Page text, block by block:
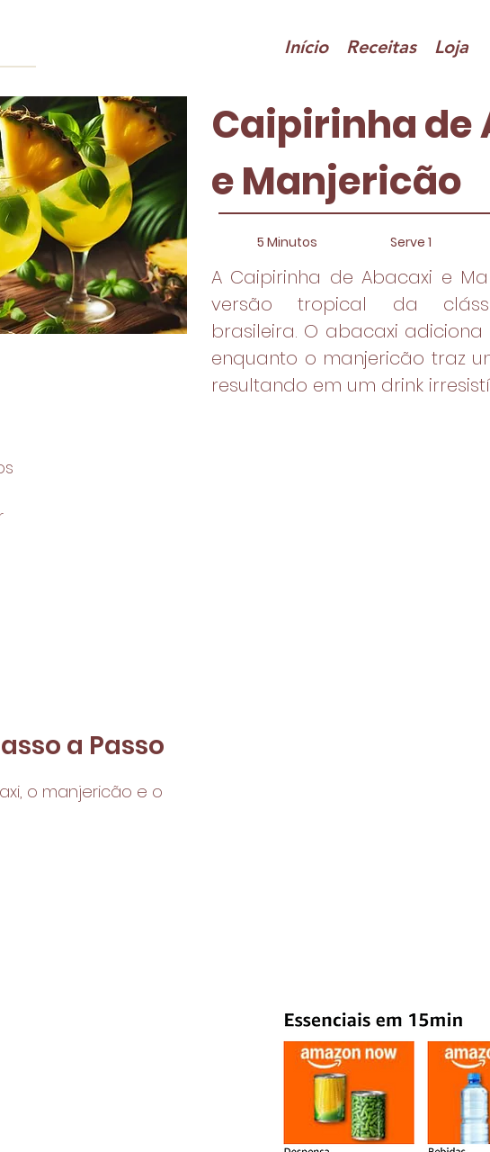
Início Receitas Loja
a Passo
o manjericão e o
Caipirinha de
e Manjericão
5 Minutos Serve 1
A Caipirinha de Abacaxi e
versão tropical da
brasileira. O abacaxi
enquanto o manjericão traz
resultando em um drink